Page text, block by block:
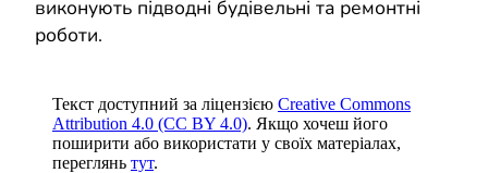
виконують підводні будівельні та ремонтні
роботи.
Текст доступний за ліцензією Creative Commons
Attribution 4.0 (CC BY 4.0). Якщо хочеш його
поширити або використати у своїх матеріалах,
переглянь тут.